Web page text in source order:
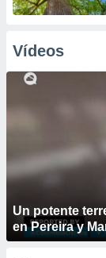
Vídeos
Un potente
en Pereira y